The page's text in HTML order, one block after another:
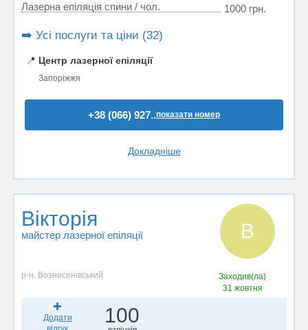
Лазерна епіляція спини / чол.
1000 грн.
➡️ Усі послуги та ціни (32)
📍 Центр лазерної епіляції
Запоріжжя
+38 (066) 927..показати номер
Докладніше
Вікторія
майстер лазерної епіляції В
р-н. Вознесенівський
Заходив(ла)
31 жовтня
Додати
100